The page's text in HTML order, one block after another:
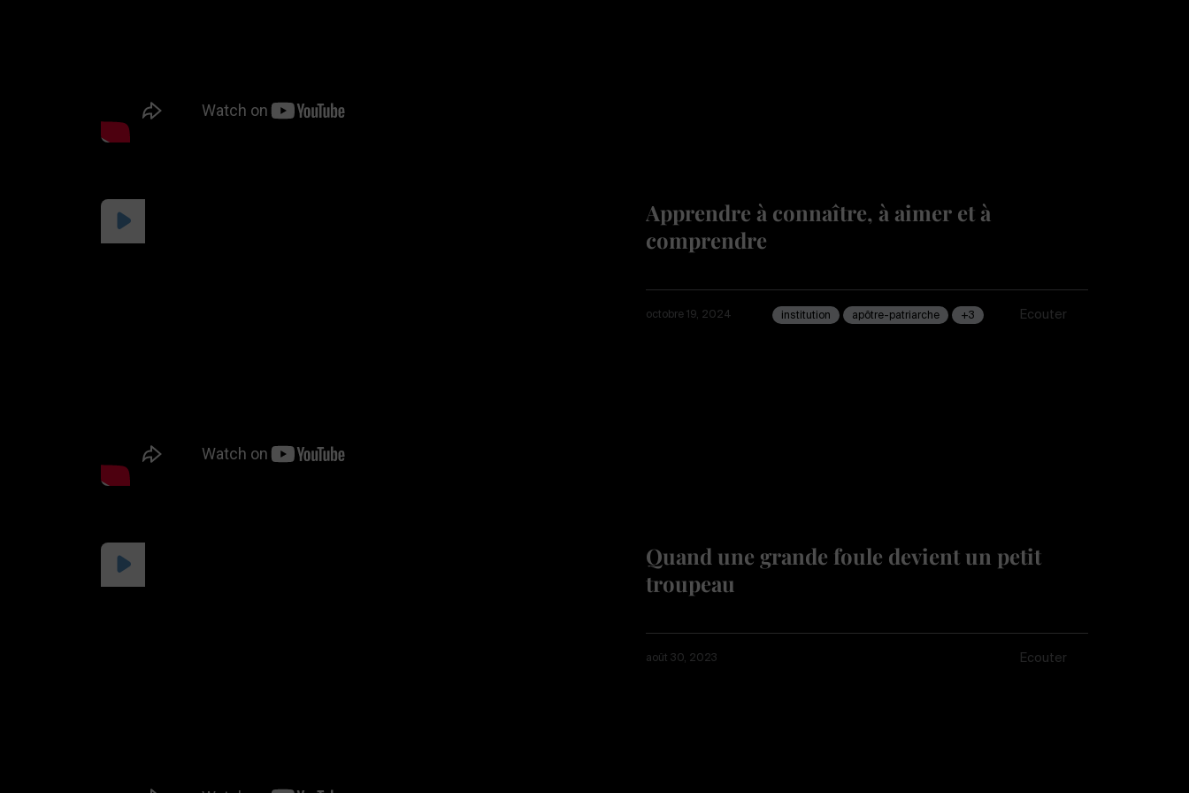
Apprendre à connaître, à aimer et à
comprendre
octobre 19, 2024 institution apôtre-patriarche +3 Écouter
Quand une grande foule devient un petit
troupeau
août 30, 2023 Écouter